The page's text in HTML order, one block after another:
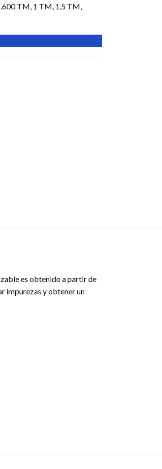
TM, 1 TM, 1.5 TM,
es obtenido a partir de
impurezas y obtener un